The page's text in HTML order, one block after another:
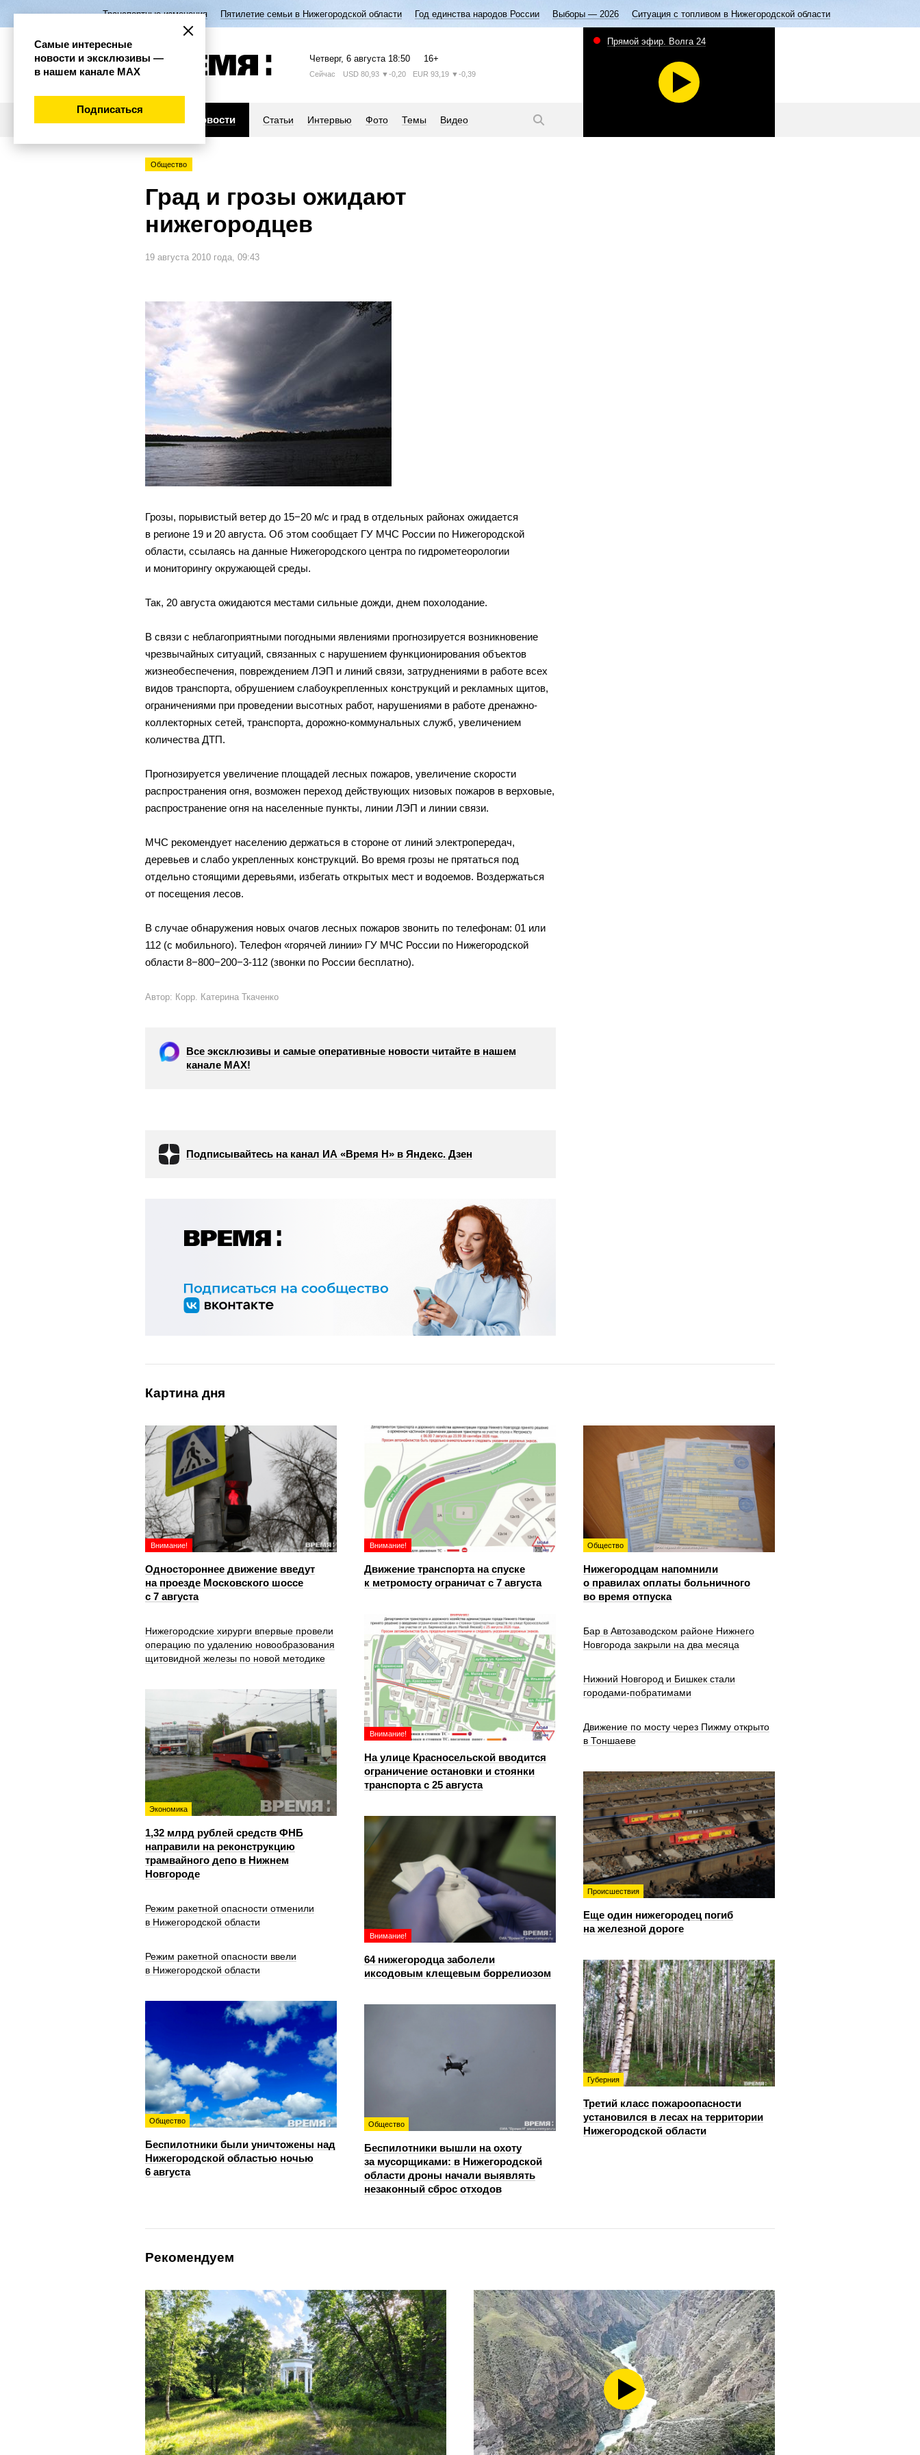
Транспортные изменения Пятилетие семьи в Нижегородской области Год единства народов России Выборы — 2026 Ситуация с топливом в Нижегородской области
Четверг, 6 августа 18:50 16+
Сейчас USD 80,93 ▼-0,20 EUR 93,19 ▼-0,39
Новости Статьи Интервью Фото Темы Видео
Прямой эфир. Волга 24
Общество
Град и грозы ожидают
нижегородцев
19 августа 2010 года, 09:43
Грозы, порывистый ветер до 15−20 м/с и град в отдельных районах ожидается
в регионе 19 и 20 августа. Об этом сообщает ГУ МЧС России по Нижегородской
области, ссылаясь на данные Нижегородского центра по гидрометеорологии
и мониторингу окружающей среды.
Так, 20 августа ожидаются местами сильные дожди, днем похолодание.
В связи с неблагоприятными погодными явлениями прогнозируется возникновение
чрезвычайных ситуаций, связанных с нарушением функционирования объектов
жизнеобеспечения, повреждением ЛЭП и линий связи, затруднениями в работе всех
видов транспорта, обрушением слабоукрепленных конструкций и рекламных щитов,
ограничениями при проведении высотных работ, нарушениями в работе дренажно-
коллекторных сетей, транспорта, дорожно-коммунальных служб, увеличением
количества ДТП.
Прогнозируется увеличение площадей лесных пожаров, увеличение скорости
распространения огня, возможен переход действующих низовых пожаров в верховые,
распространение огня на населенные пункты, линии ЛЭП и линии связи.
МЧС рекомендует населению держаться в стороне от линий электропередач,
деревьев и слабо укрепленных конструкций. Во время грозы не прятаться под
отдельно стоящими деревьями, избегать открытых мест и водоемов. Воздержаться
от посещения лесов.
В случае обнаружения новых очагов лесных пожаров звонить по телефонам: 01 или
112 (с мобильного). Телефон «горячей линии» ГУ МЧС России по Нижегородской
области 8−800−200−3-112 (звонки по России бесплатно).
Автор: Корр. Катерина Ткаченко
Все эксклюзивы и самые оперативные новости читайте в нашем
канале МАХ!
Подписывайтесь на канал ИА «Время Н» в Яндекс. Дзен
Картина дня
Внимание!
Одностороннее движение введут
на проезде Московского шоссе
с 7 августа
Внимание!
Движение транспорта на спуске
к метромосту ограничат с 7 августа
Общество
Нижегородцам напомнили
о правилах оплаты больничного
во время отпуска
Внимание!
На улице Красносельской вводится
ограничение остановки и стоянки
транспорта с 25 августа
Нижегородские хирурги впервые провели
операцию по удалению новообразования
щитовидной железы по новой методике
Бар в Автозаводском районе Нижнего
Новгорода закрыли на два месяца
Нижний Новгород и Бишкек стали
городами-побратимами
Экономика
1,32 млрд рублей средств ФНБ
направили на реконструкцию
трамвайного депо в Нижнем
Новгороде
Движение по мосту через Пижму открыто
в Тоншаеве
Происшествия
Еще один нижегородец погиб
на железной дороге
Внимание!
64 нижегородца заболели
иксодовым клещевым боррелиозом
Режим ракетной опасности отменили
в Нижегородской области
Режим ракетной опасности ввели
в Нижегородской области
Губерния
Третий класс пожароопасности
установился в лесах на территории
Нижегородской области
Общество
Беспилотники были уничтожены над
Нижегородской областью ночью
6 августа
Общество
Беспилотники вышли на охоту
за мусорщиками: в Нижегородской
области дроны начали выявлять
незаконный сброс отходов
Рекомендуем
Самые интересные
новости и эксклюзивы —
в нашем канале МАХ
Подписаться